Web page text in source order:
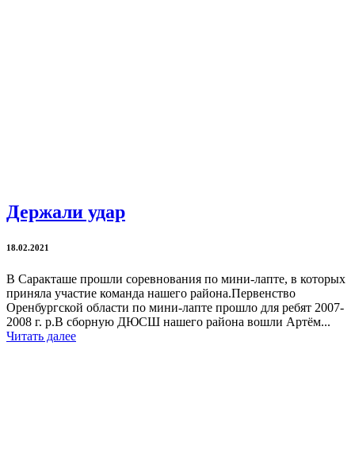
Держали удар
18.02.2021
В Саракташе прошли соревнования по мини-лапте, в которых
приняла участие команда нашего района.Первенство
Оренбургской области по мини-лапте прошло для ребят 2007-
2008 г. р.В сборную ДЮСШ нашего района вошли Артём...
Читать далее